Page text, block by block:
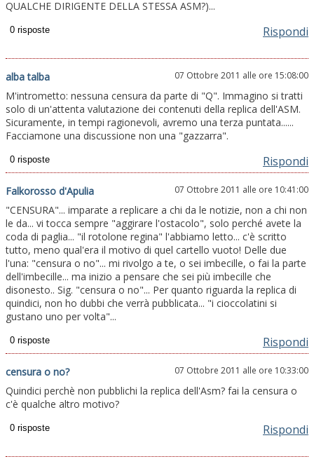
QUALCHE DIRIGENTE DELLA STESSA ASM?)...
Rispondi
alba talba 07 Ottobre 2011 alle ore 15:08:00
M'intrometto: nessuna censura da parte di "Q". Immagino si tratti
solo di un'attenta valutazione dei contenuti della replica dell'ASM.
Sicuramente, in tempi ragionevoli, avremo una terza puntata......
Facciamone una discussione non una "gazzarra".
Rispondi
Falkorosso d'Apulia 07 Ottobre 2011 alle ore 10:41:00
"CENSURA"... imparate a replicare a chi da le notizie, non a chi non
le da... vi tocca sempre "aggirare l'ostacolo", solo perché avete la
coda di paglia... "il rotolone regina" l'abbiamo letto... c'è scritto
tutto, meno qual'era il motivo di quel cartello vuoto! Delle due
l'una: "censura o no"... mi rivolgo a te, o sei imbecille, o fai la parte
dell'imbecille... ma inizio a pensare che sei più imbecille che
disonesto.. Sig. "censura o no"... Per quanto riguarda la replica di
quindici, non ho dubbi che verrà pubblicata... "i cioccolatini si
gustano uno per volta"...
Rispondi
censura o no? 07 Ottobre 2011 alle ore 10:33:00
Quindici perchè non pubblichi la replica dell'Asm? fai la censura o
c'è qualche altro motivo?
Rispondi